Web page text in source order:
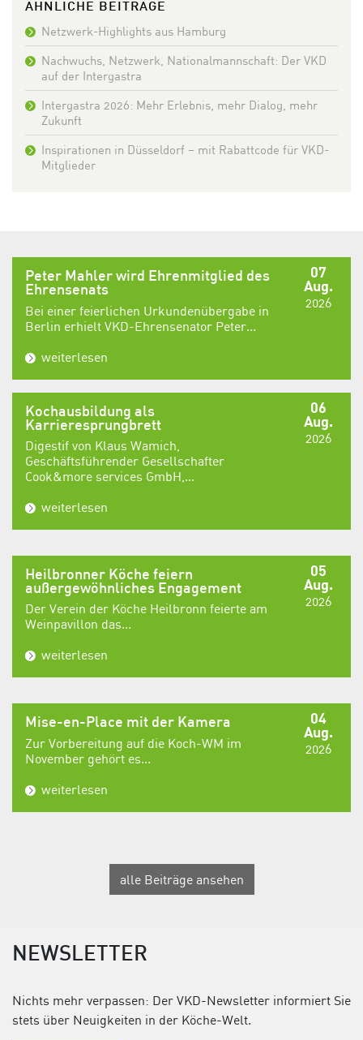
ÄHNLICHE BEITRÄGE
Netzwerk-Highlights aus Hamburg
Nachwuchs, Netzwerk, Nationalmannschaft: Der VKD
auf der Intergastra
Intergastra 2026: Mehr Erlebnis, mehr Dialog, mehr
Zukunft
Inspirationen in Düsseldorf – mit Rabattcode für VKD-
Mitglieder
07
Aug.
2026
Peter Mahler wird Ehrenmitglied des
Ehrensenats
Bei einer feierlichen Urkundenübergabe in
Berlin erhielt VKD-Ehrensenator Peter...
weiterlesen
06
Aug.
2026
Kochausbildung als
Karrieresprungbrett
Digestif von Klaus Wamich,
Geschäftsführender Gesellschafter
Cook&more services GmbH,...
weiterlesen
05
Aug.
2026
Heilbronner Köche feiern
außergewöhnliches Engagement
Der Verein der Köche Heilbronn feierte am
Weinpavillon das...
weiterlesen
04
Aug.
2026
Mise-en-Place mit der Kamera
Zur Vorbereitung auf die Koch-WM im
November gehört es...
weiterlesen
alle Beiträge ansehen
NEWSLETTER
Nichts mehr verpassen: Der VKD-Newsletter informiert Sie
stets über Neuigkeiten in der Köche-Welt.